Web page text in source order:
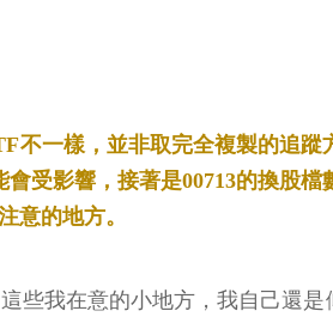
不一樣，並非取完全複製的追
受影響，接著是00713的換股
意的地方。
些我在意的小地方，我自己還